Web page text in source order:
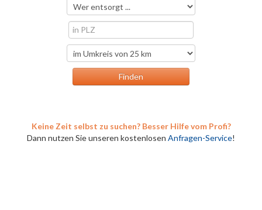
Keine Zeit selbst zu suchen? Besser Hilfe vom Profi?
Dann nutzen Sie unseren kostenlosen Anfragen-Service!